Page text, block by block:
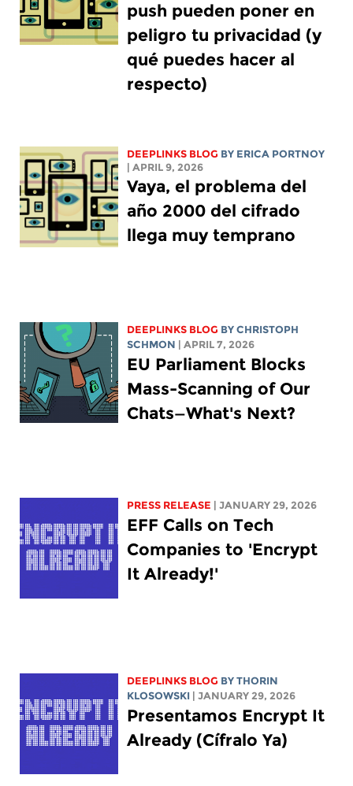
push pueden poner en
peligro tu privacidad (y
qué puedes hacer al
respecto)
DEEPLINKS BLOG BY ERICA PORTNOY
| APRIL 9, 2026
Vaya, el problema del
año 2000 del cifrado
llega muy temprano
DEEPLINKS BLOG BYCHRISTOPH
SCHMON
| APRIL 7, 2026
EU Parliament Blocks
Mass-Scanning of Our
Chats—What's Next?
PRESS RELEASE | JANUARY 29, 2026
EFF Calls on Tech
Companies to 'Encrypt
It Already!'
DEEPLINKS BLOG BYTHORIN
KLOSOWSKI
| JANUARY 29, 2026
Presentamos Encrypt It
Already (Cífralo Ya)